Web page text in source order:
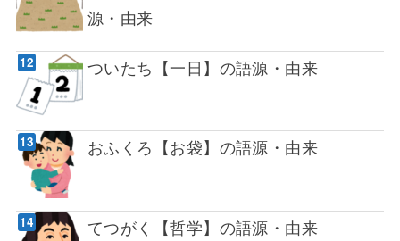
源・由来
ついたち【一日】の語源・由来
おふくろ【お袋】の語源・由来
てつがく【哲学】の語源・由来